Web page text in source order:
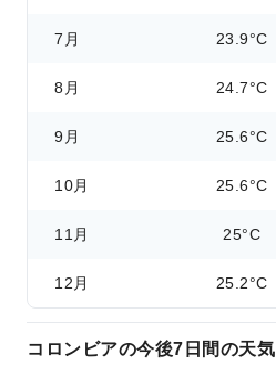
7月 23.9°C
8月 24.7°C
9月 25.6°C
10月 25.6°C
11月 25°C
12月 25.2°C
コロンビアの今後7日間の天気